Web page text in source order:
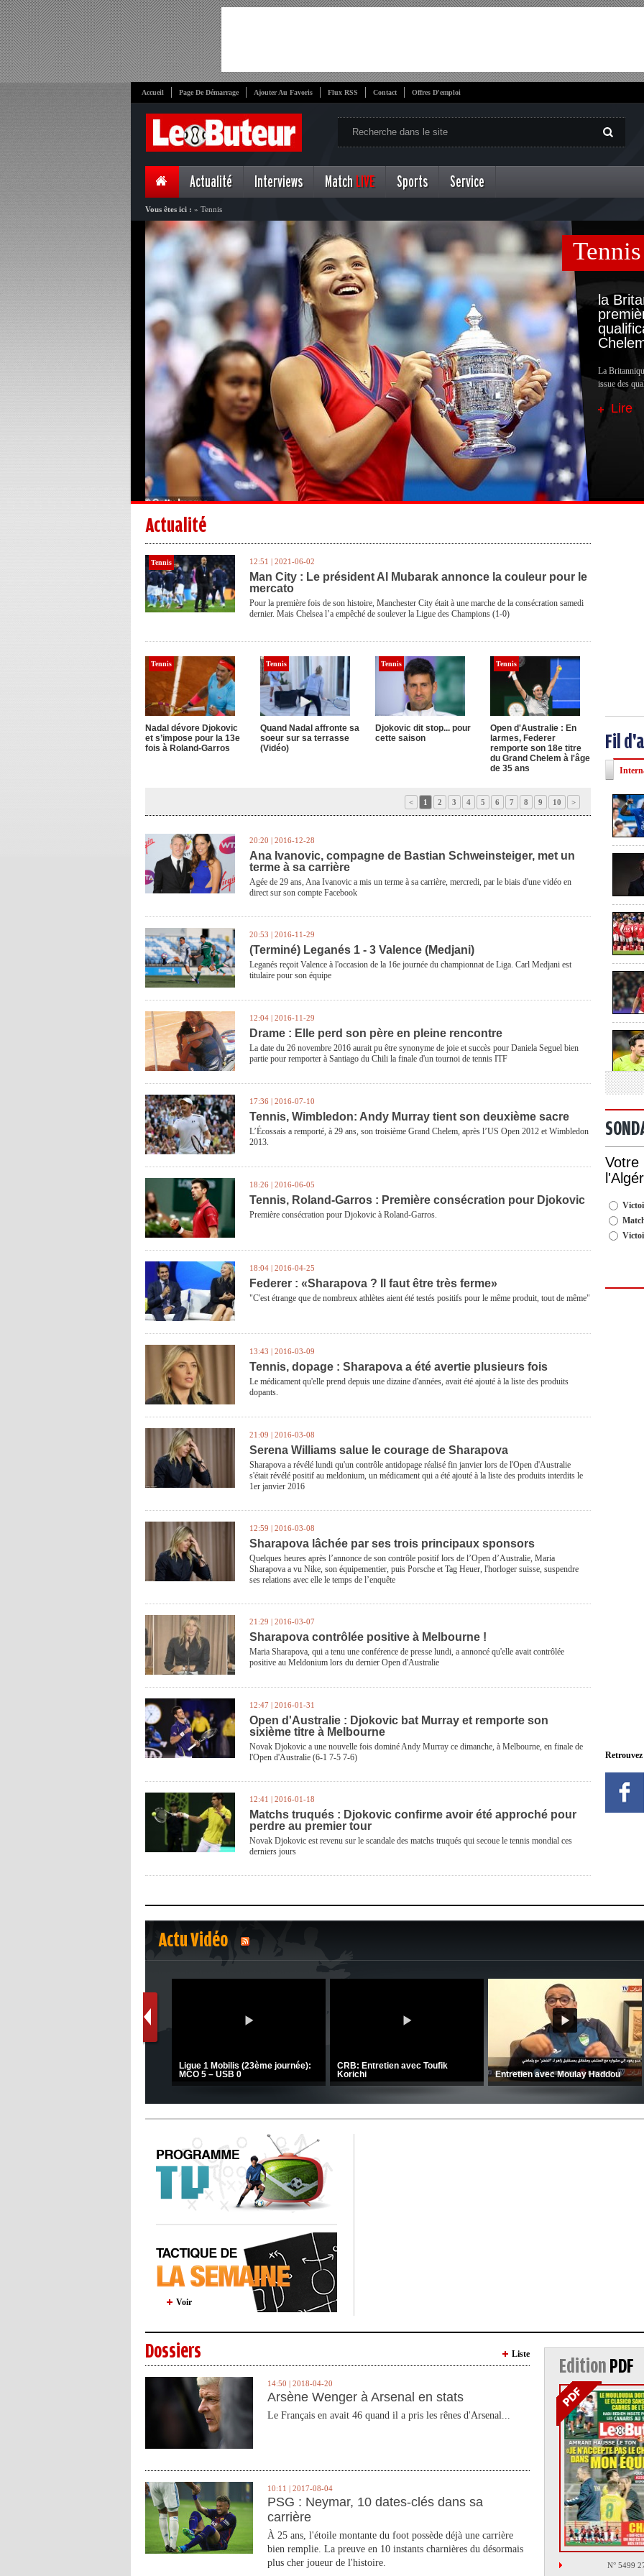
Accueil Page De Démarrage Ajouter Au Favoris Flux RSS Contact Offres D'emploi
Actualité Interviews Match LIVE Sports Service
Vous êtes ici : » Tennis
Tennis
la
La
issue des
Lire
Actualité
Tennis 12:51 | 2021-06-02
Man City : Le président Al Mubarak annonce la couleur pour le
mercato
Pour la première fois de son histoire, Manchester City était à une marche de la consécration samedi
dernier. Mais Chelsea l’a empêché de soulever la Ligue des Champions (1-0)
Tennis
Nadal dévore Djokovic
et s’impose pour la 13e
fois à Roland-Garros
Tennis
Quand Nadal affronte sa
soeur sur sa terrasse
(Vidéo)
Tennis
Djokovic dit stop... pour
cette saison
Tennis
Open d'Australie : En
larmes, Federer
remporte son 18e titre
du Grand Chelem à l'âge
de 35 ans
< 1 2 3 4 5 6 7 8 9 10 >
20:20 | 2016-12-28
Ana Ivanovic, compagne de Bastian Schweinsteiger, met un
terme à sa carrière
Agée de 29 ans, Ana Ivanovic a mis un terme à sa carrière, mercredi, par le biais d'une vidéo en
direct sur son compte Facebook
20:53 | 2016-11-29
(Terminé) Leganés 1 - 3 Valence (Medjani)
Leganés reçoit Valence à l'occasion de la 16e journée du championnat de Liga. Carl Medjani est
titulaire pour son équipe
12:04 | 2016-11-29
Drame : Elle perd son père en pleine rencontre
La date du 26 novembre 2016 aurait pu être synonyme de joie et succès pour Daniela Seguel bien
partie pour remporter à Santiago du Chili la finale d'un tournoi de tennis ITF
17:36 | 2016-07-10
Tennis, Wimbledon: Andy Murray tient son deuxième sacre
L’Écossais a remporté, à 29 ans, son troisième Grand Chelem, après l’US Open 2012 et Wimbledon
2013.
18:26 | 2016-06-05
Tennis, Roland-Garros : Première consécration pour Djokovic
Première consécration pour Djokovic à Roland-Garros.
18:04 | 2016-04-25
Federer : «Sharapova ? Il faut être très ferme»
"C'est étrange que de nombreux athlètes aient été testés positifs pour le même produit, tout de même"
13:43 | 2016-03-09
Tennis, dopage : Sharapova a été avertie plusieurs fois
Le médicament qu'elle prend depuis une dizaine d'années, avait été ajouté à la liste des produits
dopants.
21:09 | 2016-03-08
Serena Williams salue le courage de Sharapova
Sharapova a révélé lundi qu'un contrôle antidopage réalisé fin janvier lors de l'Open d'Australie
s'était révélé positif au meldonium, un médicament qui a été ajouté à la liste des produits interdits le
1er janvier 2016
12:59 | 2016-03-08
Sharapova lâchée par ses trois principaux sponsors
Quelques heures après l’annonce de son contrôle positif lors de l’Open d’Australie, Maria
Sharapova a vu Nike, son équipementier, puis Porsche et Tag Heuer, l'horloger suisse, suspendre
ses relations avec elle le temps de l’enquête
21:29 | 2016-03-07
Sharapova contrôlée positive à Melbourne !
Maria Sharapova, qui a tenu une conférence de presse lundi, a annoncé qu'elle avait contrôlée
positive au Meldonium lors du dernier Open d'Australie
12:47 | 2016-01-31
Open d'Australie : Djokovic bat Murray et remporte son
sixième titre à Melbourne
Novak Djokovic a une nouvelle fois dominé Andy Murray ce dimanche, à Melbourne, en finale de
l'Open d'Australie (6-1 7-5 7-6)
12:41 | 2016-01-18
Matchs truqués : Djokovic confirme avoir été approché pour
perdre au premier tour
Novak Djokovic est revenu sur le scandale des matchs truqués qui secoue le tennis mondial ces
derniers jours
Fil
Votre
Actu Vidéo
1 2
Entretien avec Moulay Haddou
CRB: Entretien avec Toufik
Korichi
Ligue 1 Mobilis (23ème journée):
MCO 5 – USB 0
Voir
Dossiers Liste
14:50 | 2018-04-20
Arsène Wenger à Arsenal en stats
Le Français en avait 46 quand il a pris les rênes d'Arsenal...
10:11 | 2017-08-04
PSG : Neymar, 10 dates-clés dans sa
carrière
À 25 ans, l'étoile montante du foot possède déjà une carrière
bien remplie. La preuve en 10 instants charnières du désormais
plus cher joueur de l'histoire.
Edition PDF
N° 5499